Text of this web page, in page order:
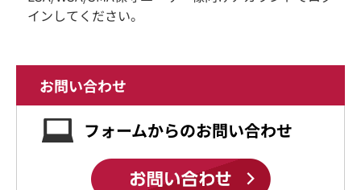
インしてください。
お問い合わせ
フォームからのお問い合わせ